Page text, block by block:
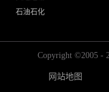
石油石化
Copyright ©2005 -
网站地图